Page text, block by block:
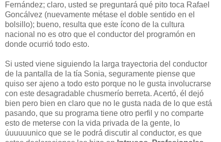
Fernández; claro, usted se preguntará qué pito toca Rafael
Goncálvez (nuevamente métase el doble sentido en el
bolsillo); bueno, resulta que este ícono de la cultura
nacional no es otro que el conductor del programón en
donde ocurrió todo esto.
Si usted viene siguiendo la larga trayectoria del conductor
de la pantalla de la tía Sonia, seguramente piense que
quiso ser ajeno a todo esto porque no le gusta involucrarse
con este desagradable chusmerío berreta. Acertó, él dejó
bien pero bien en claro que no le gusta nada de lo que está
pasando, que su programa tiene otro perfil y no comparte
esto de meterse con la vida privada de la gente, lo
úuuuuunico que se le podrá discutir al conductor, es que